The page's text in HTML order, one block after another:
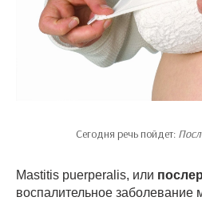
Сегодня речь пойдет:
Mastitis puerperalis, или
воспалительное заболевание